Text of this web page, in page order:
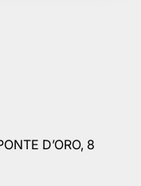
D’ORO, 8